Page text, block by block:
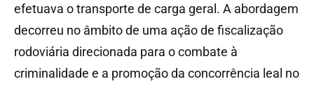
efetuava o transporte de carga geral. A abordagem
decorreu no âmbito de uma ação de fiscalização
rodoviária direcionada para o combate à
criminalidade e a promoção da concorrência leal no